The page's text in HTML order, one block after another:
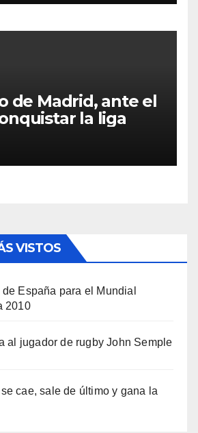
de Madrid, ante el
la liga
VISTOS
España para el Mundial
2010
al jugador de rugby John Semple
cae, sale de último y gana la